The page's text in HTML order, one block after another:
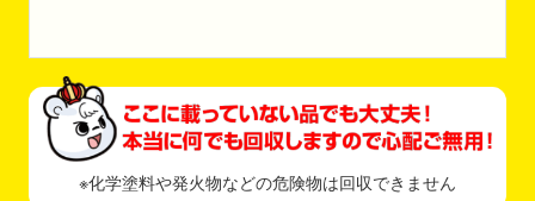
※化学塗料や発火物などの危険物は回収できません